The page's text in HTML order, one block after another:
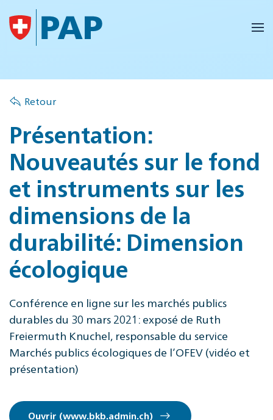
Accéder au contenu principal
Retour
Présentation:
Nouveautés sur le fond
et instruments sur les
dimensions de la
durabilité: Dimension
écologique
Conférence en ligne sur les marchés publics
durables du 30 mars 2021: exposé de Ruth
Freiermuth Knuchel, responsable du service
Marchés publics écologiques de l’OFEV (vidéo et
présentation)
Ouvrir (www.bkb.admin.ch)